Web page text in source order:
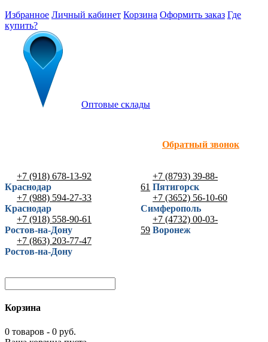
Избранное Личный кабинет Корзина Оформить заказ Где
купить?
Оптовые склады
Обратный звонок
+7 (918) 678-13-92
Краснодар
+7 (988) 594-27-33
Краснодар
+7 (918) 558-90-61
Ростов-на-Дону
+7 (863) 203-77-47
Ростов-на-Дону
+7 (8793) 39-88-
61 Пятигорск
+7 (3652) 56-10-60
Симферополь
+7 (4732) 00-03-
59 Воронеж
Корзина
0 товаров - 0 руб.